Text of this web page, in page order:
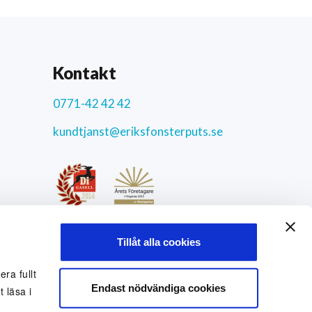
fullt
läsa i
Tillåt alla cookies
Endast nödvändiga cookies
Kontakt
0771-42 42 42
kundtjanst@eriksfonsterputs.se
Sociala medier